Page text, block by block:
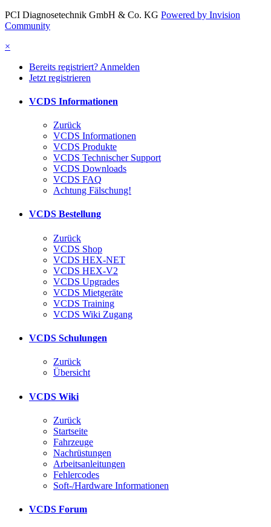
PCI Diagnosetechnik GmbH & Co. KG Powered by Invision
Community
×
Bereits registriert? Anmelden
Jetzt registrieren
VCDS Informationen
Zurück
VCDS Informationen
VCDS Produkte
VCDS Technischer Support
VCDS Downloads
VCDS FAQ
Achtung Fälschung!
VCDS Bestellung
Zurück
VCDS Shop
VCDS HEX-NET
VCDS HEX-V2
VCDS Upgrades
VCDS Mietgeräte
VCDS Training
VCDS Wiki Zugang
VCDS Schulungen
Zurück
Übersicht
VCDS Wiki
Zurück
Startseite
Fahrzeuge
Nachrüstungen
Arbeitsanleitungen
Fehlercodes
Soft-/Hardware Informationen
VCDS Forum